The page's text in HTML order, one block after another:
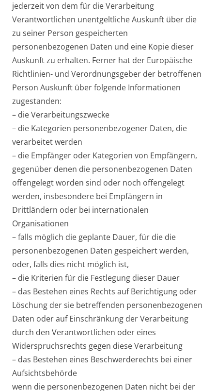
jederzeit von dem für die Verarbeitung
Verantwortlichen unentgeltliche Auskunft über die
zu seiner Person gespeicherten
personenbezogenen Daten und eine Kopie dieser
Auskunft zu erhalten. Ferner hat der Europäische
Richtlinien- und Verordnungsgeber der betroffenen
Person Auskunft über folgende Informationen
zugestanden:
– die Verarbeitungszwecke
– die Kategorien personenbezogener Daten, die
verarbeitet werden
– die Empfänger oder Kategorien von Empfängern,
gegenüber denen die personenbezogenen Daten
offengelegt worden sind oder noch offengelegt
werden, insbesondere bei Empfängern in
Drittländern oder bei internationalen
Organisationen
– falls möglich die geplante Dauer, für die die
personenbezogenen Daten gespeichert werden,
oder, falls dies nicht möglich ist,
– die Kriterien für die Festlegung dieser Dauer
– das Bestehen eines Rechts auf Berichtigung oder
Löschung der sie betreffenden personenbezogenen
Daten oder auf Einschränkung der Verarbeitung
durch den Verantwortlichen oder eines
Widerspruchsrechts gegen diese Verarbeitung
– das Bestehen eines Beschwerderechts bei einer
Aufsichtsbehörde
wenn die personenbezogenen Daten nicht bei der